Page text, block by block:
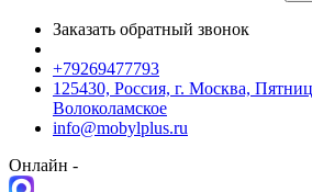
Заказать обратный звонок
+79269477793
125430, Россия, г. Москва,
Волоколамское
info@mobylplus.ru
Онлайн -